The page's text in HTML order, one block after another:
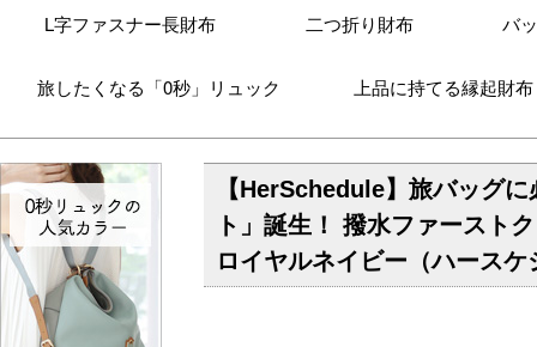
L字ファスナー長財布 二つ折り財布 バ
旅したくなる「0秒」リュック 上品に持てる縁起財布
【HerSchedule】旅バッグ
ト」誕生！ 撥水ファースト
ロイヤルネイビー（ハースケ